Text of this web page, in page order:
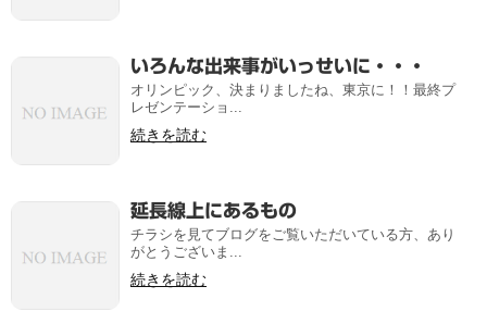
いろんな出来事がいっせいに・・・
オリンピック、決まりましたね、東京に！！最終プ
レゼンテーショ...
続きを読む
延長線上にあるもの
チラシを見てブログをご覧いただいている方、あり
がとうございま...
続きを読む